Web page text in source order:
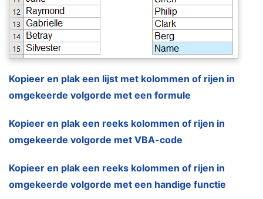
Kopieer en plak een lijst met kolommen of rijen in
omgekeerde volgorde met een formule
Kopieer en plak een reeks kolommen of rijen in
omgekeerde volgorde met VBA-code
Kopieer en plak een reeks kolommen of rijen in
omgekeerde volgorde met een handige functie